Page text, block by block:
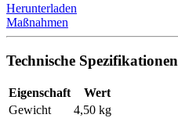
Herunterladen
Maßnahmen
Technische Spezifikationen
Eigenschaft
Wert
Gewicht
4,50 kg